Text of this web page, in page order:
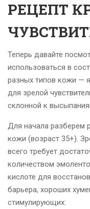
РЕЦЕПТ
Теперь давайте
использоваться в
разных типов кожи —
для зрелой
склонной к
Для начала разберем
кожи (возраст 35+).
всего требует
количеством
кислоте для
барьера, хороших
стимулирующих: